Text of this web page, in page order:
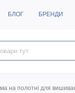
БЛОГ БРЕНДИ
на полотні для